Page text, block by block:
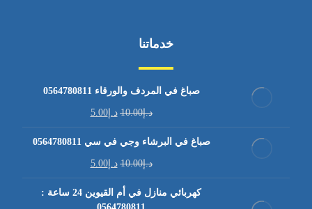
خدماتنا
صباغ في المردف والورقاء 0564780811
د.إ10.00 د.إ5.00
صباغ في البرشاء وجي في سي 0564780811
د.إ10.00 د.إ5.00
كهربائي منازل في أم القيوين 24 ساعة :